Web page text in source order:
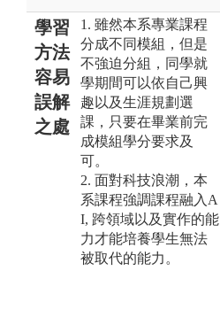
學習
方法
容易
誤解
之處
1. 雖然本系專業課程
分成不同模組，但是
不強迫分組，同學就
學期間可以依自己興
趣以及生涯規劃選
課，只要在畢業前完
成模組學分要求及
可。
2. 面對科技浪潮，本
系課程強調課程融入A
I, 跨領域以及實作的能
力才能培養學生無法
被取代的能力。